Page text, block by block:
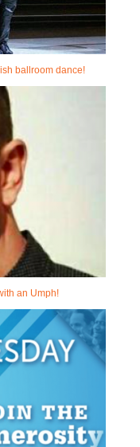
ballroom dance!
an Umph!